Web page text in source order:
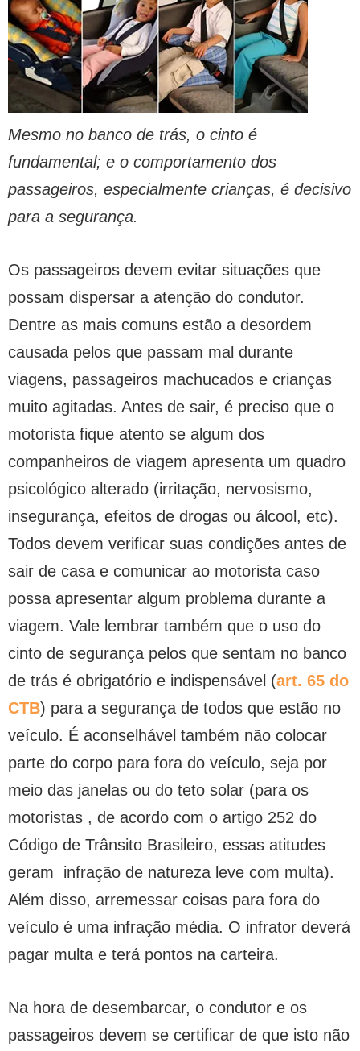
Mesmo no banco de trás, o cinto é
fundamental; e o comportamento dos
passageiros, especialmente crianças, é decisivo
para a segurança.
Os passageiros devem evitar situações que
possam dispersar a atenção do condutor.
Dentre as mais comuns estão a desordem
causada pelos que passam mal durante
viagens, passageiros machucados e crianças
muito agitadas. Antes de sair, é preciso que o
motorista fique atento se algum dos
companheiros de viagem apresenta um quadro
psicológico alterado (irritação, nervosismo,
insegurança, efeitos de drogas ou álcool, etc).
Todos devem verificar suas condições antes de
sair de casa e comunicar ao motorista caso
possa apresentar algum problema durante a
viagem. Vale lembrar também que o uso do
cinto de segurança pelos que sentam no banco
de trás é obrigatório e indispensável (art. 65 do
CTB) para a segurança de todos que estão no
veículo. É aconselhável também não colocar
parte do corpo para fora do veículo, seja por
meio das janelas ou do teto solar (para os
motoristas , de acordo com o artigo 252 do
Código de Trânsito Brasileiro, essas atitudes
geram infração de natureza leve com multa).
Além disso, arremessar coisas para fora do
veículo é uma infração média. O infrator deverá
pagar multa e terá pontos na carteira.
Na hora de desembarcar, o condutor e os
passageiros devem se certificar de que isto não